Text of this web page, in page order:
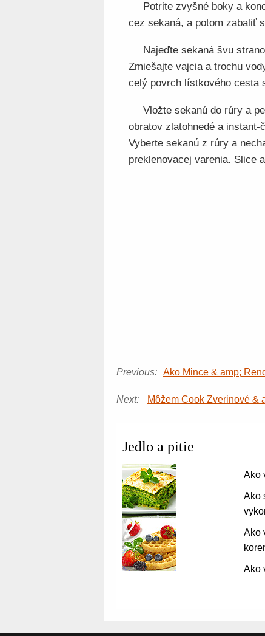
Potrite zvyšné boky a
cez sekaná, a potom zabaliť
Najeďte sekaná švu
Zmiešajte vajcia a trochu
celý povrch lístkového cesta
Vložte sekanú do rúry a
obratov zlatohnedé a
Vyberte sekanú z rúry a
preklenovacej varenia. Slice
Previous: Ako Mince & amp;
Next: Môžem Cook Zverinové &
Jedlo a pitie
Ako
Ako
Ako
Ako